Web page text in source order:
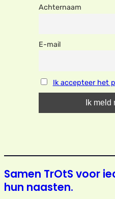
Achternaam
E-mail
Ik accepteer het
Samen TrOtS voor
hun naasten.